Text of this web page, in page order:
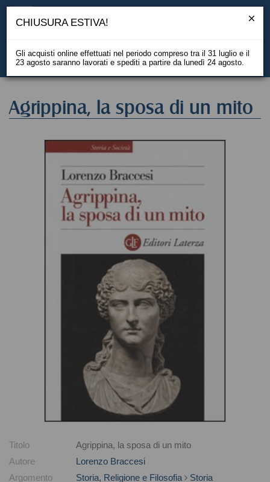
EN
Agrippina, la sposa di un mito
Titolo
Agrippina, la sposa di un mito
Autore
Lorenzo Braccesi
Argomento
Storia, Religione e Filosofia
Storia
CHIUSURA ESTIVA!
Gli acquisti online effettuati nel periodo compreso tra il 31 luglio e il
23 agosto saranno lavorati e spediti a partire da lunedì 24 agosto.